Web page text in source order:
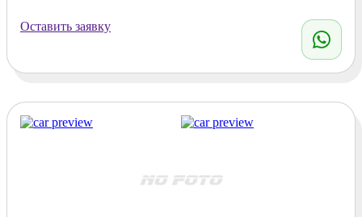
Оставить заявку